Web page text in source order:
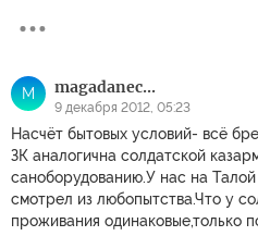
M magadanec...
9 декабря 2012, 05:23
Насчёт бытовых условий- всё
ЗК аналогична солдатской
саноборудованию.У нас на
смотрел из любопытства.Что у
проживания одинаковые,только